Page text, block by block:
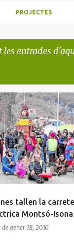
PROJECTES
les entrades
tallen la
Montsó-Isona
de gener 18, 2010